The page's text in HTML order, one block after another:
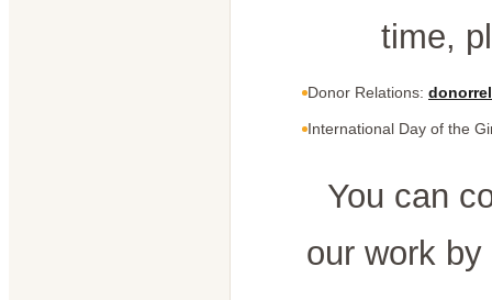
time,
Donor Relations:
International Day of the
You can
our work